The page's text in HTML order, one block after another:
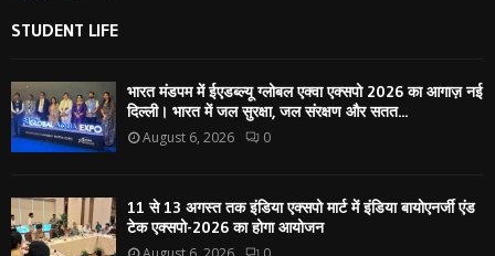
STUDENT LIFE
भारत मंडपम में ईएडब्ल्यू ग्लोबल एक्वा एक्सपो 2026 का आगाज़ नई
दिल्ली। भारत में जल सुरक्षा, जल संरक्षण और सतत...
August 6, 2026 0
11 से 13 अगस्त तक इंडिया एक्सपो मार्ट में इंडिया बायोएनर्जी एंड
टेक एक्सपो-2026 का होगा आयोजन